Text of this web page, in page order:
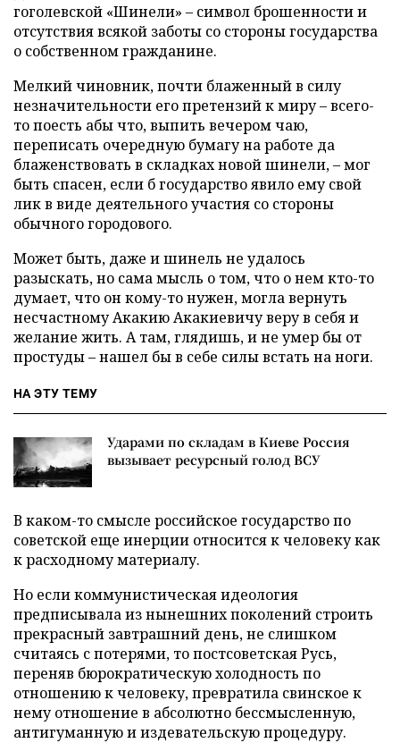
гоголевской «Шинели» – символ брошенности и
отсутствия всякой заботы со стороны государства
о собственном гражданине.
Мелкий чиновник, почти блаженный в силу
незначительности его претензий к миру – всего-
то поесть абы что, выпить вечером чаю,
переписать очередную бумагу на работе да
блаженствовать в складках новой шинели, – мог
быть спасен, если б государство явило ему свой
лик в виде деятельного участия со стороны
обычного городового.
Может быть, даже и шинель не удалось
разыскать, но сама мысль о том, что о нем кто-то
думает, что он кому-то нужен, могла вернуть
несчастному Акакию Акакиевичу веру в себя и
желание жить. А там, глядишь, и не умер бы от
простуды – нашел бы в себе силы встать на ноги.
НА ЭТУ ТЕМУ
Ударами по складам в Киеве Россия
вызывает ресурсный голод ВСУ
В каком-то смысле российское государство по
советской еще инерции относится к человеку как
к расходному материалу.
Но если коммунистическая идеология
предписывала из нынешних поколений строить
прекрасный завтрашний день, не слишком
считаясь с потерями, то постсоветская Русь,
переняв бюрократическую холодность по
отношению к человеку, превратила свинское к
нему отношение в абсолютно бессмысленную,
антигуманную и издевательскую процедуру.